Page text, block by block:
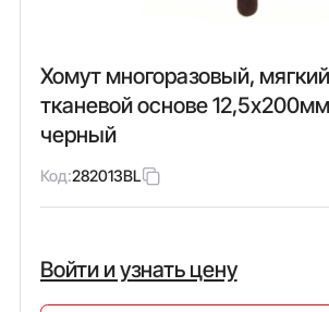
Хомут многоразовый,
тканевой основе
черный
Код:282013BL
Войти и узнать цену